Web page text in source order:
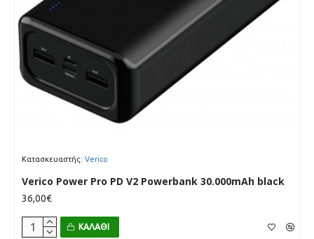
Κατασκευαστής: Verico
Verico Power Pro PD V2 Powerbank 30.000mAh black
36,00€
ΚΑΛΆΘΙ